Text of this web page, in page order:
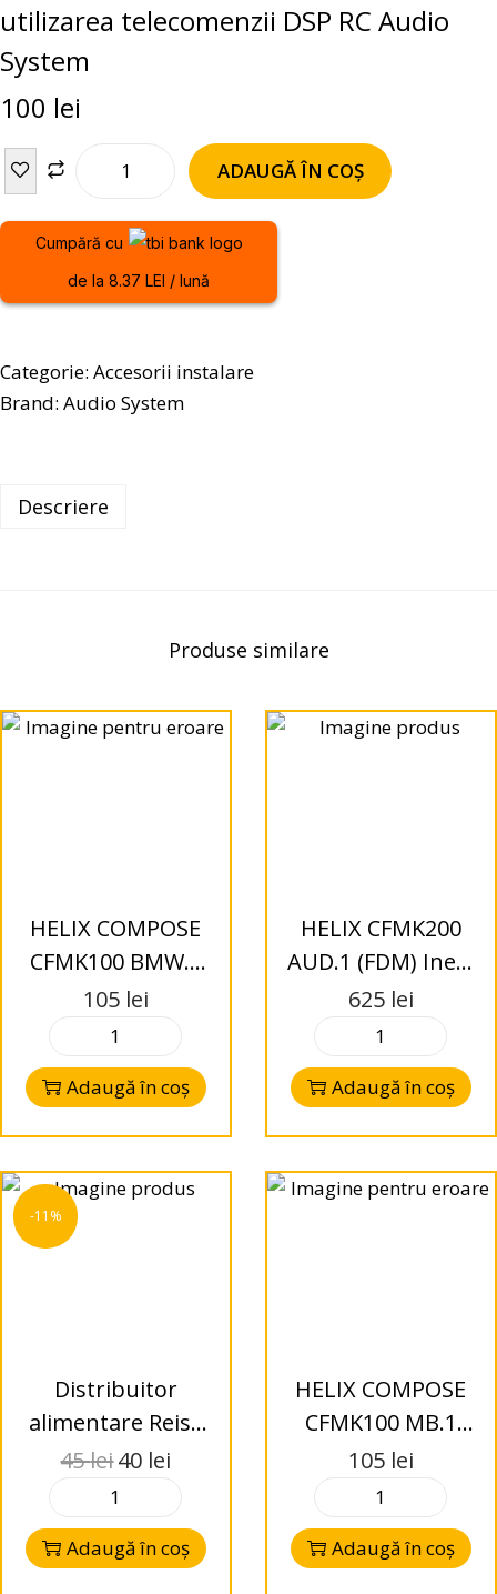
utilizarea telecomenzii DSP RC Audio
System
100 lei
ADAUGĂ ÎN COȘ
Cumpără cu
de la 8.37 LEI / lună
Categorie: Accesorii instalare
Brand: Audio System
Descriere
Produse similare
HELIX COMPOSE
CFMK100 BMW.2
inele adaptoare
105 lei
Adaugă în coș
HELIX CFMK200
AUD.1 (FDM) Inele
adaptoare pentru
Audi
625 lei
Adaugă în coș
-11%
Distribuitor
alimentare Reiss
Audio RS-DB61, 1
intrare, 2 iesiri
45lei40 lei
Adaugă în coș
HELIX COMPOSE
CFMK100 MB.1
inele adaptoare
Mercedes Benz
105 lei
Adaugă în coș